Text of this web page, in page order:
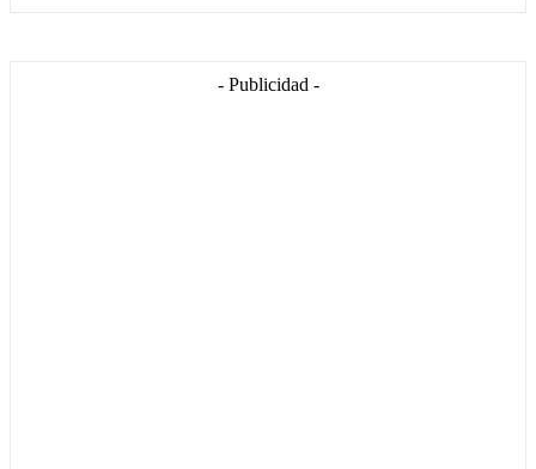
- Publicidad -